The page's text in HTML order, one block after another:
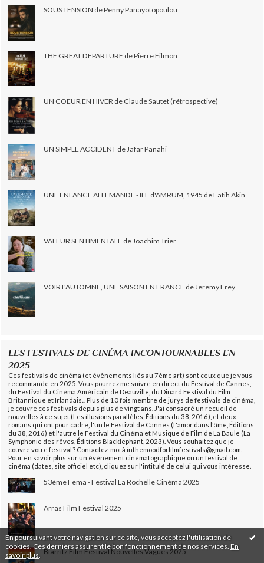
En poursuivant votre navigation sur ce site, vous acceptez l'utilisation de
cookies. Ces derniers assurent le bon fonctionnement de nos services. En
savoir plus
SOUS TENSION de Penny Panayotopoulou
THE GREAT DEPARTURE de Pierre Filmon
UN COEUR EN HIVER de Claude Sautet (rétrospective)
UN SIMPLE ACCIDENT de Jafar Panahi
UNE ENFANCE ALLEMANDE - ÎLE d'AMRUM, 1945 de Fatih Akin
VALEUR SENTIMENTALE de Joachim Trier
VOIR L'AUTOMNE, UNE SAISON EN FRANCE de Jeremy Frey
LES FESTIVALS DE CINÉMA INCONTOURNABLES EN
2025
Ces festivals de cinéma (et évènements liés au 7ème art) sont ceux que je vous
recommande en 2025. Vous pourrez me suivre en direct du Festival de Cannes,
du Festival du Cinéma Américain de Deauville, du Dinard Festival du Film
Britannique et Irlandais... Plus de 10 fois membre de jurys de festivals de cinéma,
je couvre ces festivals depuis plus de vingt ans. J'ai consacré un recueil de
nouvelles à ce sujet (Les illusions parallèles, Éditions du 38, 2016), et deux
romans qui ont pour cadre, l'un le Festival de Cannes (L'amor dans l'âme, Éditions
du 38, 2016) et l'autre le Festival du Cinéma et Musique de Film de La Baule (La
Symphonie des rêves, Éditions Blacklephant, 2023). Vous souhaitez que je
couvre votre festival ? Contactez-moi à inthemoodforfilmfestivals@gmail.com.
Pour en savoir plus sur un évènement cinématographique ou un festival de
cinéma (dates, site officiel etc), cliquez sur l'intitulé de celui qui vous intéresse.
53ème Fema - Festival La Rochelle Cinéma 2025
Arras Film Festival 2025
Biarritz Film Festival Nouvelles Vagues 2025